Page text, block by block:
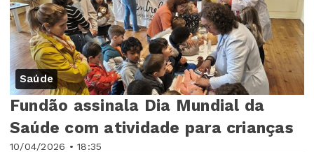
Saúde
10/04/2026 • 18:35
Fundão assinala Dia Mundial da
Saúde com atividade para crianças